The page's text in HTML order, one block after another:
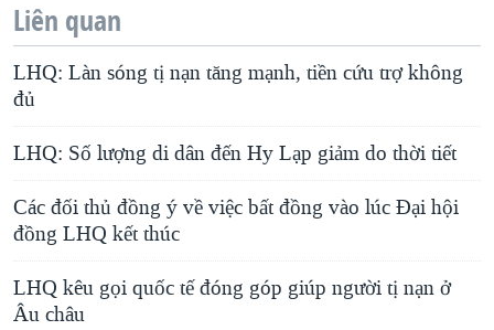
Liên quan
LHQ: Làn sóng tị nạn tăng mạnh, tiền cứu trợ không
đủ
LHQ: Số lượng di dân đến Hy Lạp giảm do thời tiết
Các đối thủ đồng ý về việc bất đồng vào lúc Đại hội
đồng LHQ kết thúc
LHQ kêu gọi quốc tế đóng góp giúp người tị nạn ở
Âu châu